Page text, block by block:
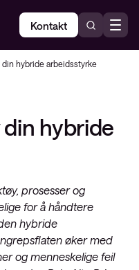
Kontakt
din hybride arbeidsstyrke
din hybride
prosesser og
for å håndtere
hybride
øker med
og menneskelige feil